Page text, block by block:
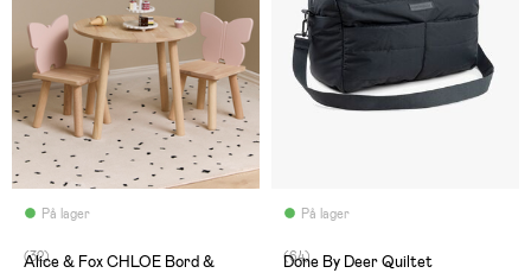
På lager
(32)
Alice & Fox CHLOE Bord &
På lager
(64)
Done By Deer Quiltet